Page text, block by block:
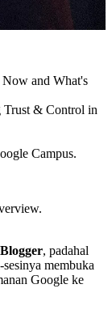
and What's
Trust & Control in
Campus.
Blogger, padahal
membuka
Google ke